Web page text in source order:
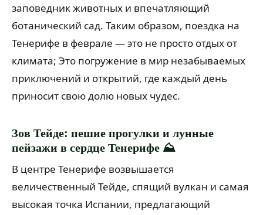
заповедник животных и впечатляющий
ботанический сад. Таким образом, поездка на
Тенерифе в феврале — это не просто отдых от
климата; Это погружение в мир незабываемых
приключений и открытий, где каждый день
приносит свою долю новых чудес.
Зов Тейде: пешие прогулки и лунные
пейзажи в сердце Тенерифе ⛰️
В центре Тенерифе возвышается
величественный Тейде, спящий вулкан и самая
высокая точка Испании, предлагающий